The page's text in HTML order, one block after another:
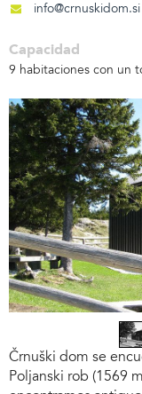
info@crnuskidom.si
Capacidad
9 habitaciones con un
PREVIOUS
PREVIOUS
Črnuški dom se
Poljanski rob (1569